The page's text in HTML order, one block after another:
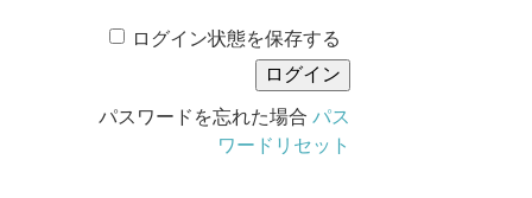
ログイン状態を保存する
パスワードを忘れた場合 パス
ワードリセット